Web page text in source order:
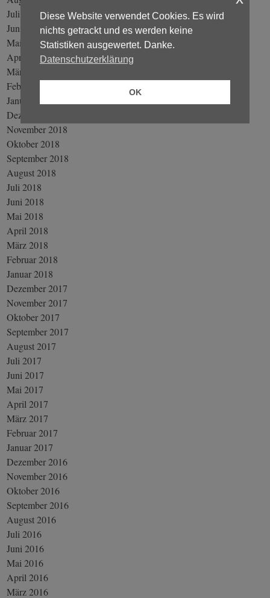
Juli 2019
Juni 2019
Mai 2019
April 2019
März 2019
Februar 2019
Januar 2019
Dezember 2018
November 2018
Oktober 2018
September 2018
August 2018
Juli 2018
Juni 2018
Mai 2018
April 2018
März 2018
Februar 2018
Januar 2018
Dezember 2017
November 2017
Oktober 2017
September 2017
August 2017
Juli 2017
Juni 2017
Mai 2017
April 2017
März 2017
Februar 2017
Januar 2017
Dezember 2016
November 2016
Oktober 2016
September 2016
August 2016
Juli 2016
Juni 2016
Mai 2016
April 2016
März 2016
Diese Website verwendet Cookies. Es wird
nichts getrackt und es werden keine
Statistiken ausgewertet. Danke.
Datenschutzerklärung
OK